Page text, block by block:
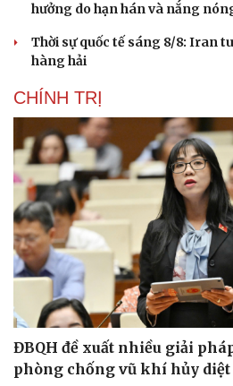
Du lịch
Tư vấn
hưởng do hạn hán và nắng
Thời sự quốc tế sáng 8/8: Iran
hàng hải
CHÍNH TRỊ
ĐBQH đề xuất nhiều giải
phòng chống vũ khí hủy